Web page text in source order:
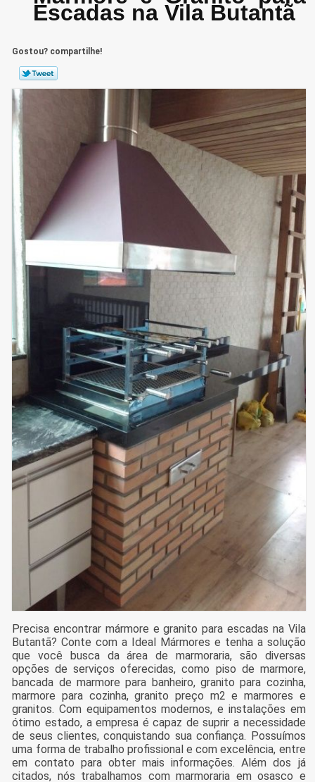
Escadas na Vila Butantã
Gostou? compartilhe!
Precisa encontrar mármore e granito para escadas na Vila
Butantã? Conte com a Ideal Mármores e tenha a solução
que você busca da área de marmoraria, são diversas
opções de serviços oferecidas, como piso de marmore,
bancada de marmore para banheiro, granito para cozinha,
marmore para cozinha, granito preço m2 e marmores e
granitos. Com equipamentos modernos, e instalações em
ótimo estado, a empresa é capaz de suprir a necessidade
de seus clientes, conquistando sua confiança. Possuímos
uma forma de trabalho profissional e com excelência, entre
em contato para obter mais informações. Além dos já
citados, nós trabalhamos com marmoraria em osasco e